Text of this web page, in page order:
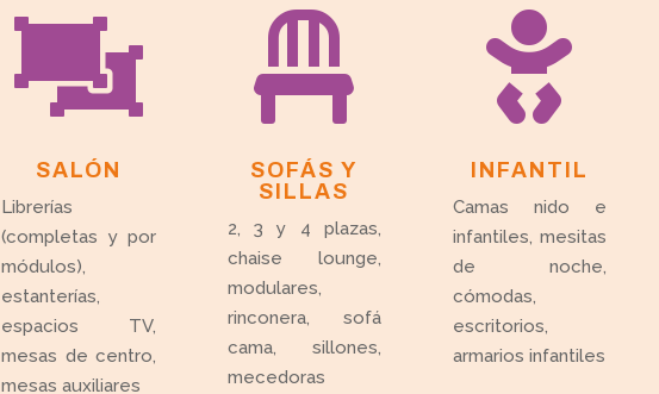

SALÓN
Librerías
(completas y por
módulos),
estanterías,
espacios TV,
mesas de centro,
mesas auxiliares

SOFÁS Y
SILLAS
2, 3 y 4 plazas,
chaise lounge,
modulares,
rinconera, sofá
cama, sillones,
mecedoras

INFANTIL
Camas nido e
infantiles, mesitas
de noche,
cómodas,
escritorios,
armarios infantiles